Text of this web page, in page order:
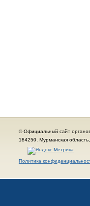
© Официальный сайт
184250, Мурманская
Политика